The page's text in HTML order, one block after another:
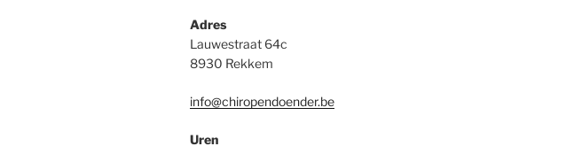
Adres
Lauwestraat 64c
8930 Rekkem
info@chiropendoender.be
Uren